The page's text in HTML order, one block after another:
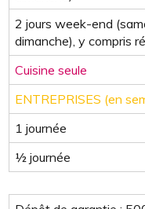
dimanche)
2 jours week-end
dimanche), y compris
Cuisine seule
ENTREPRISES (en
1 journée
½ journée